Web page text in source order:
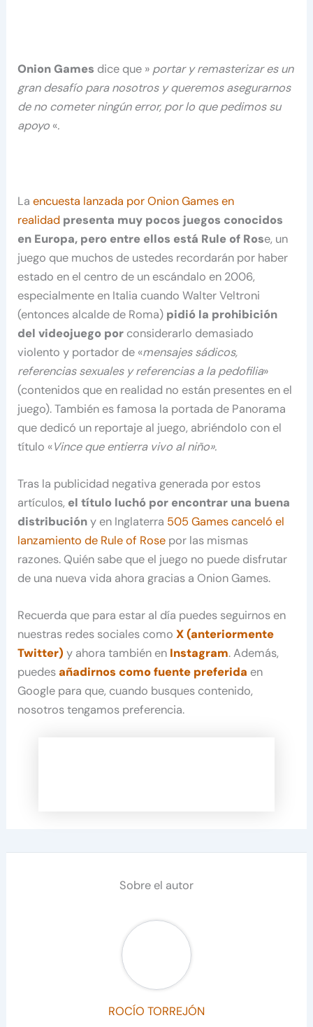
Onion Games dice que » portar y remasterizar es un
gran desafío para nosotros y queremos asegurarnos
de no cometer ningún error, por lo que pedimos su
apoyo «.
Laencuesta lanzada por Onion Games en
realidad presenta muy pocos juegos conocidos
en Europa, pero entre ellos está Rule of Rose, un
juego que muchos de ustedes recordarán por haber
estado en el centro de un escándalo en 2006,
especialmente en Italia cuando Walter Veltroni
(entonces alcalde de Roma) pidió la prohibición
del videojuego por considerarlo demasiado
violento y portador de «mensajes sádicos,
referencias sexuales y referencias a la pedofilia»
(contenidos que en realidad no están presentes en el
juego). También es famosa la portada de Panorama
que dedicó un reportaje al juego, abriéndolo con el
título «Vince que entierra vivo al niño».
Tras la publicidad negativa generada por estos
artículos, el título luchó por encontrar una buena
distribucióny en Inglaterra 505 Games canceló el
lanzamiento de Rule of Rose por las mismas
razones. Quién sabe que el juego no puede disfrutar
de una nueva vida ahora gracias a Onion Games.
Recuerda que para estar al día puedes seguirnos en
nuestras redes sociales comoX (anteriormente
Twitter) y ahora también en Instagram. Además,
puedesañadirnos como fuente preferida en
Google para que, cuando busques contenido,
nosotros tengamos preferencia.
Sobre el autor
ROCÍO TORREJÓN